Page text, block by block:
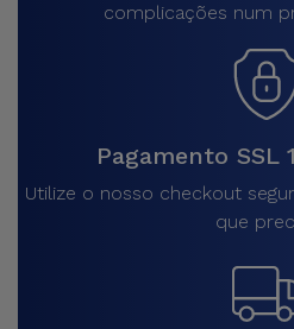
complicações num
Pagamento SSL
Utilize o nosso checkout
que